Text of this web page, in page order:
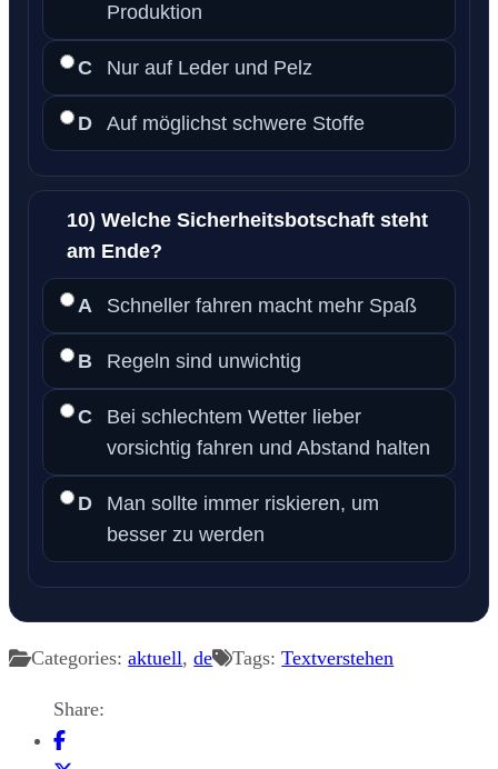
Produktion
C Nur auf Leder und Pelz
D Auf möglichst schwere Stoffe
10) Welche Sicherheitsbotschaft steht
am Ende?
A Schneller fahren macht mehr Spaß
B Regeln sind unwichtig
C
Bei schlechtem Wetter lieber
vorsichtig fahren und Abstand halten
D
Man sollte immer riskieren, um
besser zu werden
Categories:aktuell,de Tags:Textverstehen
Share: